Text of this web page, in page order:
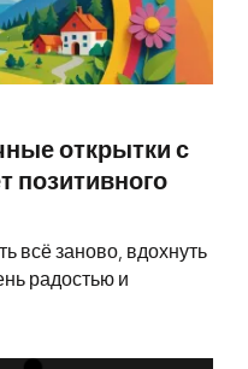
открытки с
позитивного
всё заново, вдохнуть
радостью и